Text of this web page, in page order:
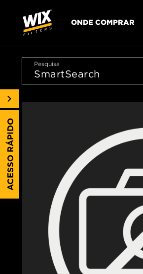
ONDE COMPRAR
Pesquisa
ACESSO RÁPIDO